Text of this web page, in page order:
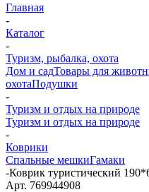
Главная
-
Каталог
-
Туризм, рыбалка, охота
Дом и садТовары для
охотаПодушки
-
Туризм и отдых на природе
Туризм и отдых на природе
-
Коврики
Спальные мешкиГамаки
-Коврик туристический
Арт. 769944908